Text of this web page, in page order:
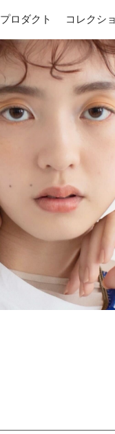
プロダクト コレクシ